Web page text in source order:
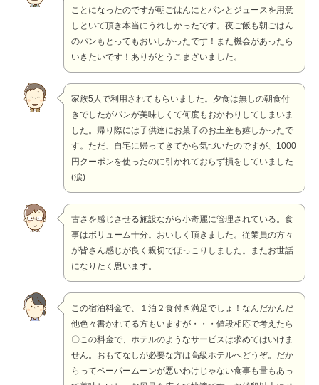
ことになったのですが朝ごはんにとパンとジュースを用意
しといて頂き本当にうれしかったです。夜ご飯も朝ごはん
のパンもとってもおいしかったです！また機会があったら
いきたいです！ありがとうこまざいました。
家族5人で利用されてもらいました。夕食は無しの朝食付
きでしたがパンが美味しくて何度もおかわりしてしまいま
した。帰り際には子供達にお菓子のお土産も嬉しかったで
す。ただ、自宅に帰ってきてから気づいたのですが、1000
円クーポンを使ったのに引かれておらず損をしていました
(涙)
古さを感じさせる施設ながら小奇麗に管理されている。食
事はボリューム十分。おいしく頂きました。従業員の方々
が皆さん感じが良く親切でほっこりしました。またお世話
になりたく思います。
この宿泊料金で、１泊２食付き満足でしょ！なんだかんだ
他色々書かれてる方もいますが・・・値段相応で考えたら
〇この料金で、ホテルのようなサービスは求めてはいけま
せん。おもてなしが必要な方は高級ホテルへどうぞ。だか
らってペーパームーンが悪いわけじゃない食事も量もあっ